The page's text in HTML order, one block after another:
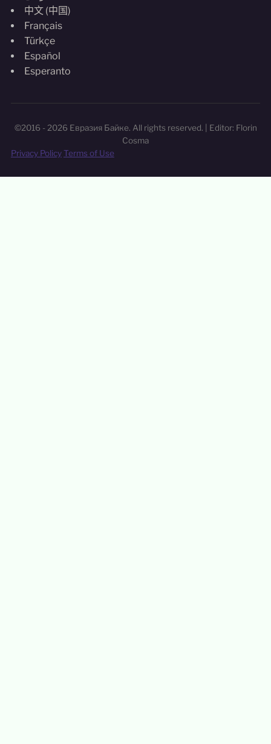
中文 (中国)
Français
Türkçe
Español
Esperanto
©2016 - 2026 Евразия Байке. All rights reserved. | Editor: Florin
Cosma
Privacy PolicyTerms of Use